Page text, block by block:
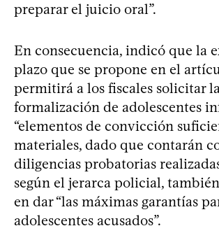
preparar el juicio oral”.
En consecuencia, indicó que la
plazo que se propone en el
permitirá a los fiscales solicitar
formalización de adolescentes
“elementos de convicción
materiales, dado que contarán
diligencias probatorias
según el jerarca policial,
en dar “las máximas garantías
adolescentes acusados”.